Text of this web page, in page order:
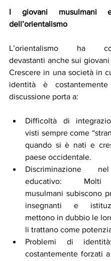
I giovani musulmani
dell’orientalismo
L’orientalismo ha
devastanti anche sui giovani
Crescere in una società in
identità è
discussione porta a:
Difficoltà di
visti sempre come
quando si è nati e
paese occidentale.
Discriminazione
educativo: Molti
musulmani subiscono
insegnanti e
mettono in dubbio le
li trattano come
Problemi di
costantemente forzati